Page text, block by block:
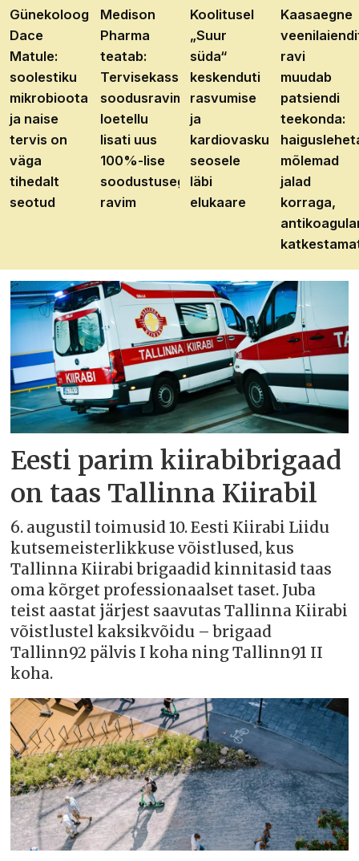
Günekoloog
Dace
Matule:
soolestiku
mikrobioota
ja naise
tervis on
väga
tihedalt
seotud
Medison
Pharma
teatab:
Tervisekassa
soodusravimite
loetellu
lisati uus
100%-lise
soodustusega
ravim
Koolitusel
„Suur
süda“
keskenduti
rasvumise
ja
kardiovaskulaarhaiguste
seosele
läbi
elukaare
Kaasaegne
ravi
muudab
patsiendi
teekonda:
mõlemad
jalad
korraga,
Eesti parim kiirabibrigaad
on taas Tallinna Kiirabil
6. augustil toimusid 10. Eesti Kiirabi Liidu
kutsemeisterlikkuse võistlused, kus
Tallinna Kiirabi brigaadid kinnitasid taas
oma kõrget professionaalset taset. Juba
teist aastat järjest saavutas Tallinna Kiirabi
võistlustel kaksikvõidu – brigaad
Tallinn92 pälvis I koha ning Tallinn91 II
koha.